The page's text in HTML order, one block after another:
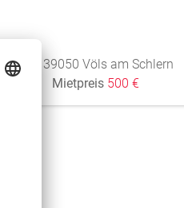
in 39050 Völs am Schlern
Mietpreis 500 €